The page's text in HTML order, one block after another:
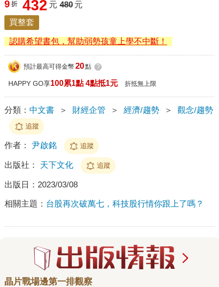
9 折 432 元 480 元
買整套
認購希望書包，幫助弱勢孩童上學不中斷！
預計最高可得金幣 20點 ?
HAPPY GO享100累1點 4點抵1元 折抵無上限
分類： 中文書 ＞ 財經企管 ＞ 經濟/趨勢 ＞ 觀念/趨勢
追蹤
作者： 尹啟銘 追蹤
出版社： 天下文化 追蹤
出版日： 2023/03/08
相關主題： 台股再次破萬七，科技股行情你跟上了嗎？
晶片戰場邊第一排觀察